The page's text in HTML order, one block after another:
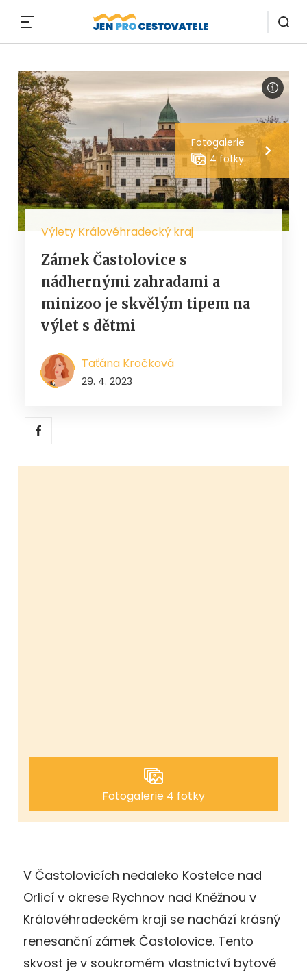
Fotogalerie
4 fotky
Výlety Královéhradecký kraj
Zámek Častolovice s
nádhernými zahradami a
minizoo je skvělým tipem na
výlet s dětmi
Taťána Kročková
29. 4. 2023
Fotogalerie 4 fotky
V Častolovicích nedaleko Kostelce nad
Orlicí v okrese Rychnov nad Kněžnou v
Královéhradeckém kraji se nachází krásný
renesanční zámek Častolovice. Tento
skvost je v soukromém vlastnictví bytové